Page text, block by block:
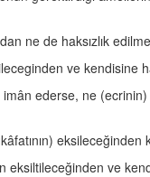
ne de haksızlık
ve kendisine
ederse, ne
eksileceğinden
ve